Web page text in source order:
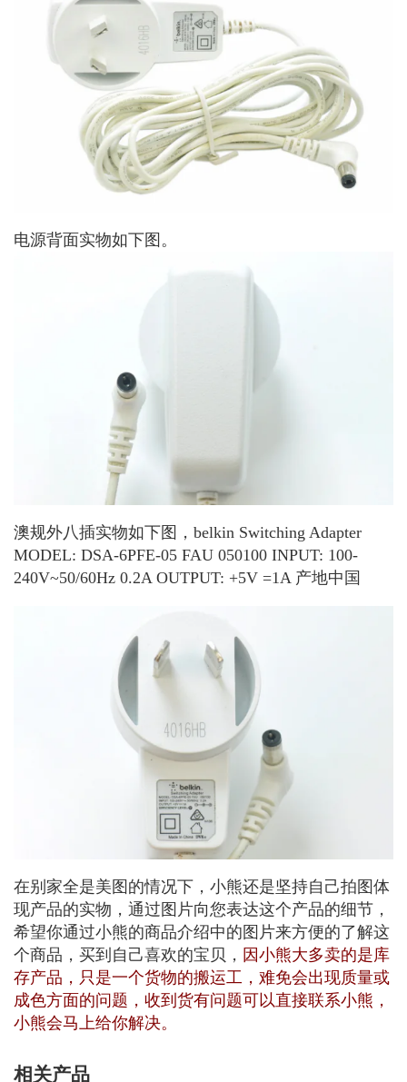
电源背面实物如下图。
澳规外八插实物如下图，belkin Switching Adapter
MODEL: DSA-6PFE-05 FAU 050100 INPUT: 100-
240V~50/60Hz 0.2A OUTPUT: +5V =1A 产地中国
在别家全是美图的情况下，小熊还是坚持自己拍图体
现产品的实物，通过图片向您表达这个产品的细节，
希望你通过小熊的商品介绍中的图片来方便的了解这
个商品，买到自己喜欢的宝贝， 因小熊大多卖的是库
存产品，只是一个货物的搬运工，难免会出现质量或
成色方面的问题，收到货有问题可以直接联系小熊，
小熊会马上给你解决。
相关产品